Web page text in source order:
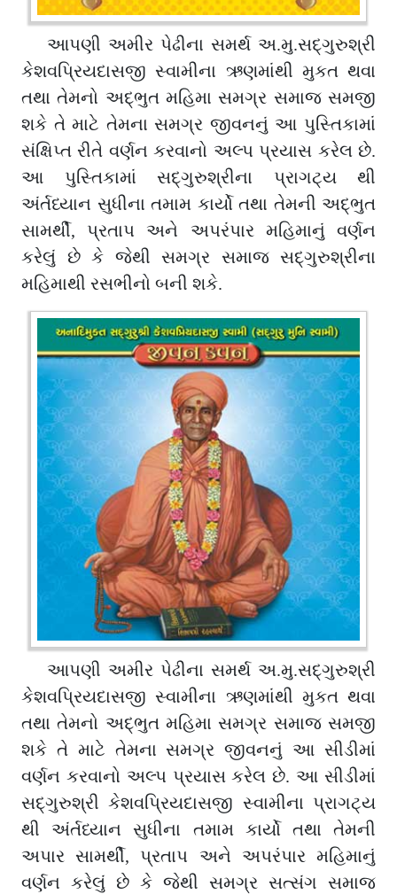
આપણી અમીર પેઢીના સમર્થ અ.મુ.સદ્ગુરુશ્રી
કેશવપ્રિયદાસજી સ્વામીના ઋણમાંથી મુકત થવા
તથા તેમનો અદ્ભુત મહિમા સમગ્ર સમાજ સમજી
શકે તે માટે તેમના સમગ્ર જીવનનું આ પુસ્તિકામાં
સંક્ષિપ્ત રીતે વર્ણન કરવાનો અલ્પ પ્રયાસ કરેલ છે.
આ પુસ્તિકામાં સદ્ગુરુશ્રીના પ્રાગટ્ય થી
અંર્તધ્યાન સુધીના તમામ કાર્યો તથા તેમની અદ્ભુત
સામર્થી, પ્રતાપ અને અપરંપાર મહિમાનું વર્ણન
કરેલું છે કે જેથી સમગ્ર સમાજ સદ્ગુરુશ્રીના
મહિમાથી રસભીનો બની શકે.
આપણી અમીર પેઢીના સમર્થ અ.મુ.સદ્ગુરુશ્રી
કેશવપ્રિયદાસજી સ્વામીના ઋણમાંથી મુકત થવા
તથા તેમનો અદ્ભુત મહિમા સમગ્ર સમાજ સમજી
શકે તે માટે તેમના સમગ્ર જીવનનું આ સીડીમાં
વર્ણન કરવાનો અલ્પ પ્રયાસ કરેલ છે. આ સીડીમાં
સદ્ગુરુશ્રી કેશવપ્રિયદાસજી સ્વામીના પ્રાગટ્ય
થી અંર્તધ્યાન સુધીના તમામ કાર્યો તથા તેમની
અપાર સામર્થી, પ્રતાપ અને અપરંપાર મહિમાનું
વર્ણન કરેલું છે કે જેથી સમગ્ર સત્સંગ સમાજ